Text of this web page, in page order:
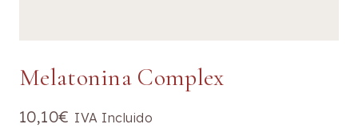
Melatonina Complex
10,10€ IVA Incluido